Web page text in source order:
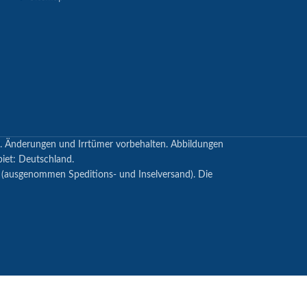
Änderungen und Irrtümer vorbehalten. Abbildungen
Deutschland.
Speditions- und Inselversand). Die